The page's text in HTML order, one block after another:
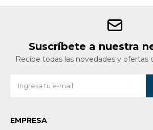
Suscríbete a nuestra
Recibe todas las novedades y ofertas
EMPRESA